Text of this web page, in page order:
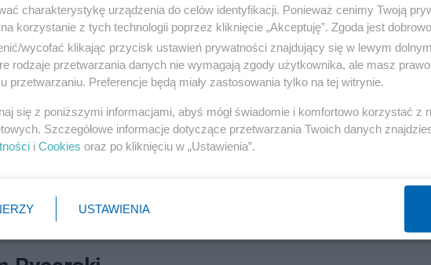
07:06
charakterystykę urządzenia do celów identyfikacji. Ponieważ cenimy Twoją
korzystanie z tych technologii poprzez kliknięcie „Akceptuję”. Zgoda jest
wycofać klikając przycisk ustawień prywatności znajdujący się w lewym
rodzaje przetwarzania danych nie wymagają zgody użytkownika, ale masz
przetwarzaniu. Preferencje będą miały zastosowania tylko na tej witrynie.
się z poniższymi informacjami, abyś mógł świadomie i komfortowo korzystać z
Szczegółowe informacje dotyczące przetwarzania Twoich danych
i Cookies oraz po kliknięciu w „Ustawienia”.
USTAWIENIA